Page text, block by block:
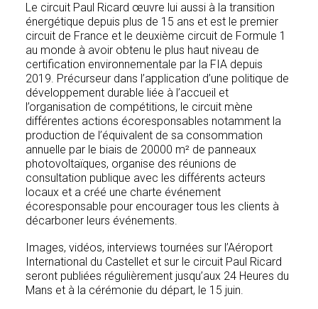
Le circuit Paul Ricard œuvre lui aussi à la transition
énergétique depuis plus de 15 ans et est le premier
circuit de France et le deuxième circuit de Formule 1
au monde à avoir obtenu le plus haut niveau de
certification environnementale par la FIA depuis
2019. Précurseur dans l’application d’une politique de
développement durable liée à l’accueil et
l’organisation de compétitions, le circuit mène
différentes actions écoresponsables notamment la
production de l’équivalent de sa consommation
annuelle par le biais de 20000 m² de panneaux
photovoltaïques, organise des réunions de
consultation publique avec les différents acteurs
locaux et a créé une charte événement
écoresponsable pour encourager tous les clients à
décarboner leurs événements.
Images, vidéos, interviews tournées sur l’Aéroport
International du Castellet et sur le circuit Paul Ricard
seront publiées régulièrement jusqu’aux 24 Heures du
Mans et à la cérémonie du départ, le 15 juin.